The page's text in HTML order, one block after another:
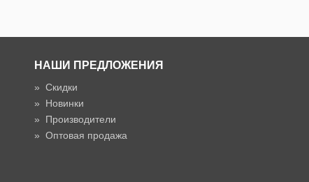
НАШИ ПРЕДЛОЖЕНИЯ
» Скидки
» Новинки
» Производители
» Оптовая продажа